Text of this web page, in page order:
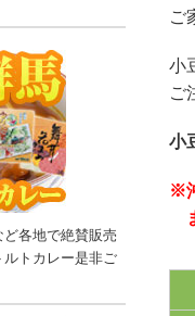
ご
小
ご
小
※
各地で絶賛販売
トカレー是非ご